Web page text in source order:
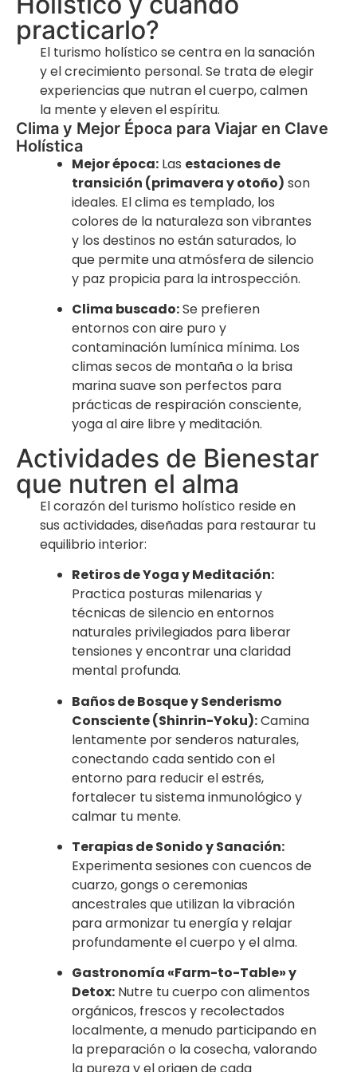
practicarlo?
El turismo holístico se centra en la sanación
y el crecimiento personal. Se trata de elegir
experiencias que nutran el cuerpo, calmen
la mente y eleven el espíritu.
Clima y Mejor Época para Viajar en Clave
Holística
Mejor época: Las estaciones de
transición (primavera y otoño) son
ideales. El clima es templado, los
colores de la naturaleza son vibrantes
y los destinos no están saturados, lo
que permite una atmósfera de silencio
y paz propicia para la introspección.
Clima buscado:Se prefieren
entornos con aire puro y
contaminación lumínica mínima. Los
climas secos de montaña o la brisa
marina suave son perfectos para
prácticas de respiración consciente,
yoga al aire libre y meditación.
Actividades de Bienestar
que nutren el alma
El corazón del turismo holístico reside en
sus actividades, diseñadas para restaurar tu
equilibrio interior:
Retiros de Yoga y Meditación:
Practica posturas milenarias y
técnicas de silencio en entornos
naturales privilegiados para liberar
tensiones y encontrar una claridad
mental profunda.
Baños de Bosque y Senderismo
Consciente (Shinrin-Yoku):Camina
lentamente por senderos naturales,
conectando cada sentido con el
entorno para reducir el estrés,
fortalecer tu sistema inmunológico y
calmar tu mente.
Terapias de Sonido y Sanación:
Experimenta sesiones con cuencos de
cuarzo, gongs o ceremonias
ancestrales que utilizan la vibración
para armonizar tu energía y relajar
profundamente el cuerpo y el alma.
Gastronomía «Farm-to-Table» y
Detox: Nutre tu cuerpo con alimentos
orgánicos, frescos y recolectados
localmente, a menudo participando en
la preparación o la cosecha, valorando